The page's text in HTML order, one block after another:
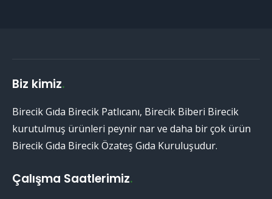
Biz kimiz.
Birecik Gıda Birecik Patlıcanı, Birecik Biberi Birecik
kurutulmuş ürünleri peynir nar ve daha bir çok ürün
Birecik Gıda Birecik Özateş Gıda Kuruluşudur.
Çalışma Saatlerimiz.